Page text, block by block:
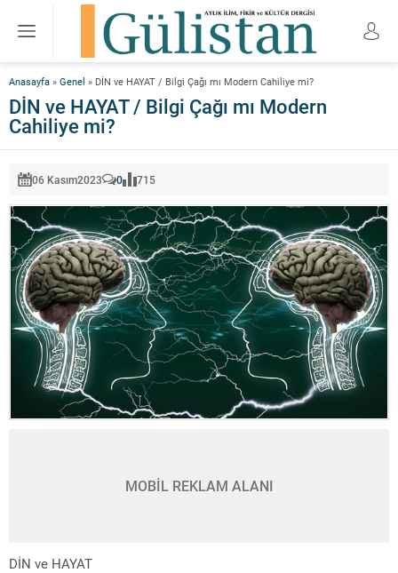
Anasayfa » Genel » DİN ve HAYAT / Bilgi Çağı mı Modern Cahiliye mi?
DİN ve HAYAT / Bilgi Çağı mı Modern
Cahiliye mi?
06 Kasım2023 0 715
MOBİL REKLAM ALANI
DİN ve HAYAT